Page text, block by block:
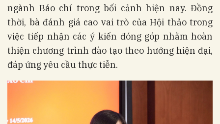
ngành Báo chí trong bối cảnh hiện nay. Đồng
thời, bà đánh giá cao vai trò của Hội thảo trong
việc tiếp nhận các ý kiến đóng góp nhằm hoàn
thiện chương trình đào tạo theo hướng hiện đại,
đáp ứng yêu cầu thực tiễn.